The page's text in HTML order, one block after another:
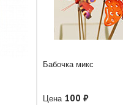
Бабочка микс
Цена 100 ₽